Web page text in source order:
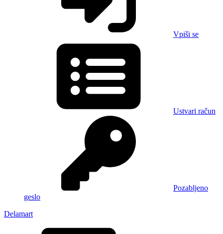
Vpiši se
Ustvari račun
Pozabljeno
geslo
Delamart